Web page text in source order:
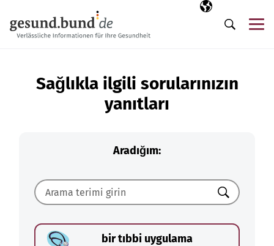
Seçili dil
TR
Arama
Sağlıkla ilgili sorularınızın
yanıtları
Aradığım:
Ara
bir tıbbi uygulama